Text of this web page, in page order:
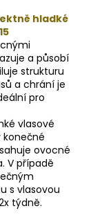
hladké
a působí
strukturu
a chrání je
pro
vlasové
konečné
ovocné
V případě
s vlasovou
týdně.